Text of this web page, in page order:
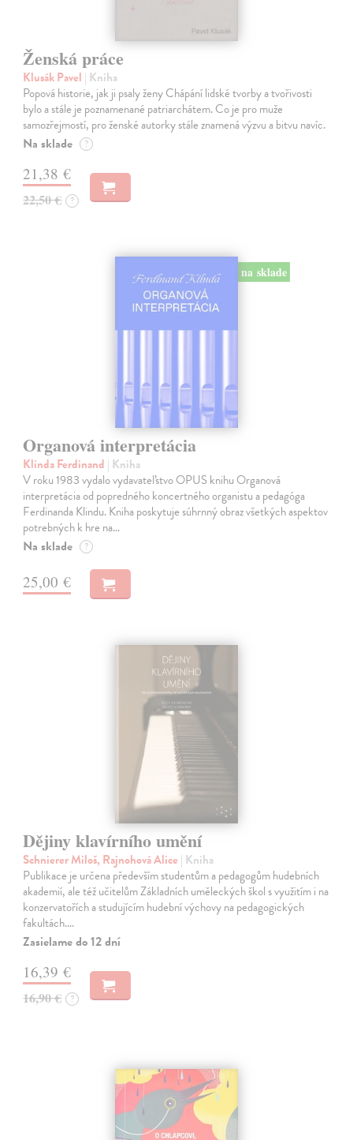
Ženská práce
Klusák Pavel | Kniha
Popová historie, jak ji psaly ženy Chápání lidské tvorby a tvořivosti
bylo a stále je poznamenané patriarchátem. Co je pro muže
samozřejmostí, pro ženské autorky stále znamená výzvu a bitvu navíc.
Na sklade ?
21,38 €
22,50 € ?
na sklade
Organová interpretácia
Klinda Ferdinand | Kniha
V roku 1983 vydalo vydavateľstvo OPUS knihu Organová
interpretácia od popredného koncertného organistu a pedagóga
Ferdinanda Klindu. Kniha poskytuje súhrnný obraz všetkých aspektov
potrebných k hre na…
Na sklade ?
25,00 €
Dějiny klavírního umění
Schnierer Miloš, Rajnohová Alice | Kniha
Publikace je určena především studentům a pedagogům hudebních
akademií, ale též učitelům Základních uměleckých škol s využitím i na
konzervatořích a studujícím hudební výchovy na pedagogických
fakultách.…
Zasielame do 12 dní
16,39 €
16,90 € ?